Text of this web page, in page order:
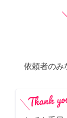
依頼者のみ